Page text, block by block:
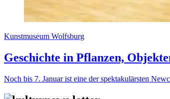
Kunstmuseum Wolfsburg
Geschichte in Pflanzen,
Noch bis 7. Januar ist eine der spektakulärsten